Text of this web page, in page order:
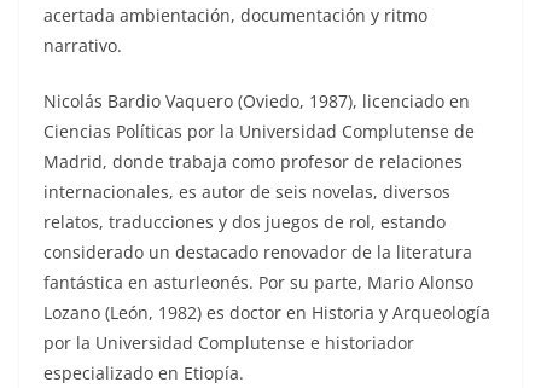
acertada ambientación, documentación y ritmo
narrativo.
Nicolás Bardio Vaquero (Oviedo, 1987), licenciado en
Ciencias Políticas por la Universidad Complutense de
Madrid, donde trabaja como profesor de relaciones
internacionales, es autor de seis novelas, diversos
relatos, traducciones y dos juegos de rol, estando
considerado un destacado renovador de la literatura
fantástica en asturleonés. Por su parte, Mario Alonso
Lozano (León, 1982) es doctor en Historia y Arqueología
por la Universidad Complutense e historiador
especializado en Etiopía.